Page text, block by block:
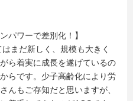
パワーで差別化！】
まだ新しく、規模も大きく
ら着実に成長を遂げているの
らです。少子高齢化により労
んもご存知だと思いますが、